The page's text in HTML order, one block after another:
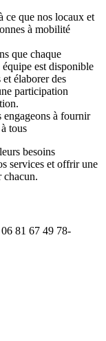
ce que nos locaux et
à mobilité
que chaque
est disponible
élaborer des
participation
à fournir
tous
besoins
services et offrir une
chacun.
81 67 49 78-